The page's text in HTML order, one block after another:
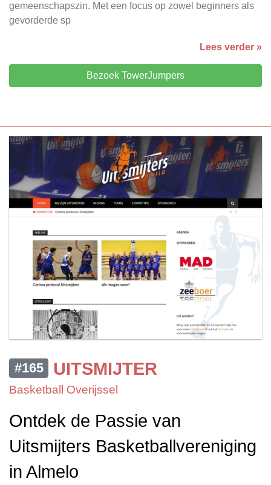
gemeenschapszin. Met een focus op zowel beginners als
gevorderde sp
Lees verder »
Bezoek TowerJumpers
#165 UITSMIJTER
Basketball Overijssel
Ontdek de Passie van
Uitsmijters Basketballvereniging
in Almelo